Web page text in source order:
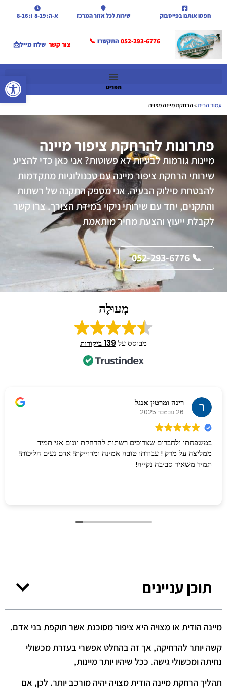
פתח
חפסו אותנו בפייסבוק שירות לכל אזור המרכז א-ה: 8-19 ו: 8-16
052-293-6776 התקשרו 📞 צור קשר שלח מייל📩
תפריט
עמוד הבית » הרחקת מיינה מצויה
פתרונות להרחקת ציפור מיינה
מיינות גורמות לבעיות לא פשוטות? אני כאן כדי להציע
שירותי הרחקת ציפור מיינה עם טכנולוגיות מתקדמות
להבטחת סילוק הבעיה. אני מספק התקנה של רשתות
והתקנים, יחד עם שירותי ניקוי במידת הצורך. צרו קשר
לקבלת ייעוץ והצעת מחיר מותאמת
📞 052-293-6776
מְעוּלֶה
מבוסס על 139 ביקורות
רינה ומרטין אנגל
26 נובמבר 2025
במשפחתי ולחברים שצריכים רשתות להרחקת יונים אני תמיד
ממליצה על מרק ! עבודתו טובה אמינה ומדוייקת! אדם נעים הליכות!
תמיד משאיר סביבה נקייה!
תוכן עניינים
מיינה הודית או מצויה היא ציפור מסוכנת אשר תוקפת בני אדם.
קשה יותר להרחיקה, אך זה בהחלט אפשרי בעזרת מכשולי
נחיתה ומכשולי גישה. ככל שיהיו יותר מיינות,
תהליך הרחקת מיינה הודית מצויה יהיה מורכב יותר. לכן, אם